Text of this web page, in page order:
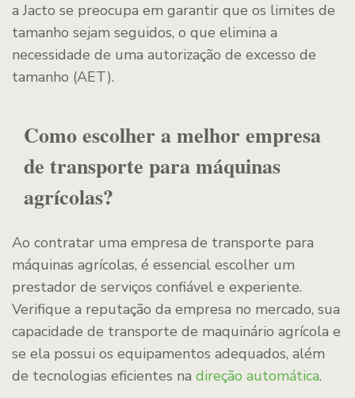
a Jacto se preocupa em garantir que os limites de
tamanho sejam seguidos, o que elimina a
necessidade de uma autorização de excesso de
tamanho (AET).
Como escolher a melhor empresa
de transporte para máquinas
agrícolas?
Ao contratar uma empresa de transporte para
máquinas agrícolas, é essencial escolher um
prestador de serviços confiável e experiente.
Verifique a reputação da empresa no mercado, sua
capacidade de transporte de maquinário agrícola e
se ela possui os equipamentos adequados, além
de tecnologias eficientes na direção automática.